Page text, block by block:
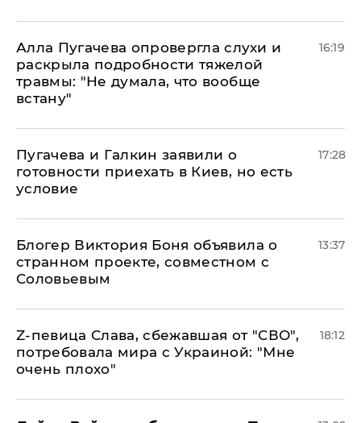
Алла Пугачева опровергла слухи и
раскрыла подробности тяжелой
травмы: "Не думала, что вообще
встану"
16:19
Пугачева и Галкин заявили о
готовности приехать в Киев, но есть
условие
17:28
Блогер Виктория Боня объявила о
странном проекте, совместном с
Соловьевым
13:37
Z-певица Слава, сбежавшая от "СВО",
потребовала мира с Украиной: "Мне
очень плохо"
18:12